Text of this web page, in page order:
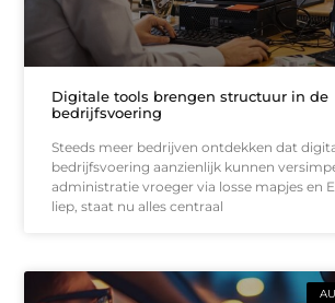
Digitale tools brengen structuur in de
bedrijfsvoering
Steeds meer bedrijven ontdekken dat
bedrijfsvoering aanzienlijk kunnen
administratie vroeger via losse mapjes en
liep, staat nu alles centraal